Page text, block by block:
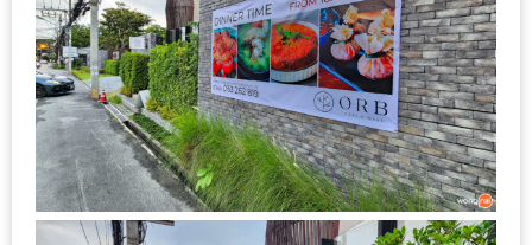
DRAFT
–
บาร์บีคิว
สาว
เหนือ
กับ
สลัด